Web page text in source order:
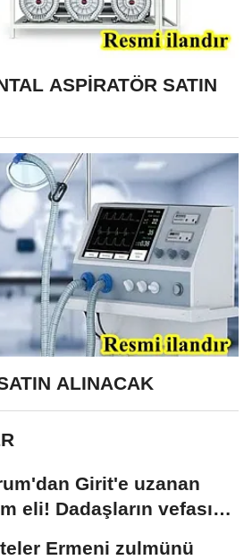
ASPİRATÖR SATIN
ALINACAK
Girit'e uzanan
eli! Dadaşların vefası
Ermeni zulmünü